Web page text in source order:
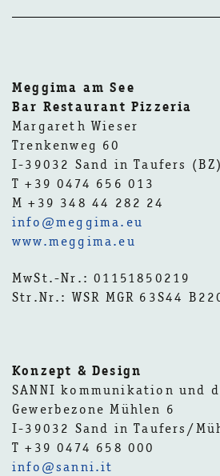
Meggima am See
Bar Restaurant Pizzeria
Margareth Wieser
Trenkenweg 60
I-39032 Sand in Taufers (BZ)
T +39 0474 656 013
M +39 348 44 282 24
info@meggima.eu
www.meggima.eu
MwSt.-Nr.: 01151850219
Str.Nr.: WSR MGR 63S44
Konzept & Design
SANNI kommunikation und
Gewerbezone Mühlen 6
I-39032 Sand in Taufers/
T +39 0474 658 000
info@sanni.it